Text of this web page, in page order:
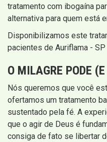
tratamento com ibogaína
alternativa para quem está
Disponibilizamos este
pacientes de Auriflama - SP
O MILAGRE PODE
Nós queremos que você
ofertamos um tratamento
sustentado pela fé. A
que o agir de Deus é
consiga de fato se libertar